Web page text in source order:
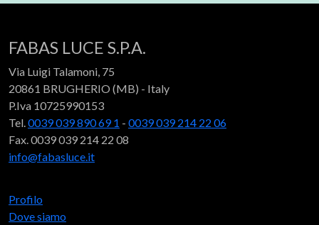
FABAS LUCE S.P.A.
Via Luigi Talamoni, 75
20861 BRUGHERIO (MB) - Italy
P.Iva 10725990153
Tel. 0039 039 890 69 1 - 0039 039 214 22 06
Fax. 0039 039 214 22 08
info@fabasluce.it
Profilo
Dove siamo